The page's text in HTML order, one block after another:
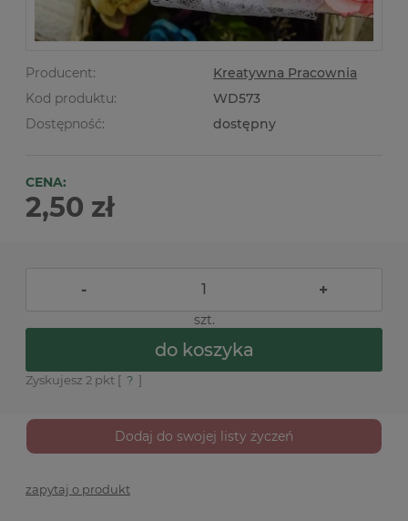
Producent:
Kreatywna Pracownia
Kod produktu:
WD573
Dostępność:
dostępny
CENA:
2,50 zł
- +
szt.
do koszyka
Zyskujesz 2 pkt [ ? ]
Dodaj do swojej listy życzeń
zapytaj o produkt